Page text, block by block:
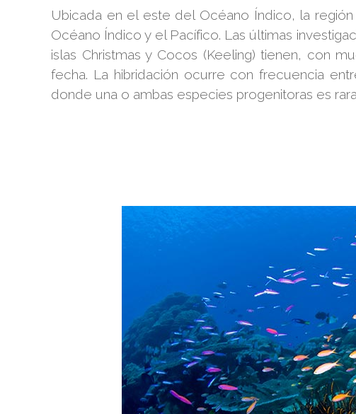
Ubicada en el este del Océano Índico, la
Océano Índico y el Pacífico. Las últimas
islas Christmas y Cocos (Keeling) tienen, con
fecha. La hibridación ocurre con frecuencia
donde una o ambas especies progenitoras es